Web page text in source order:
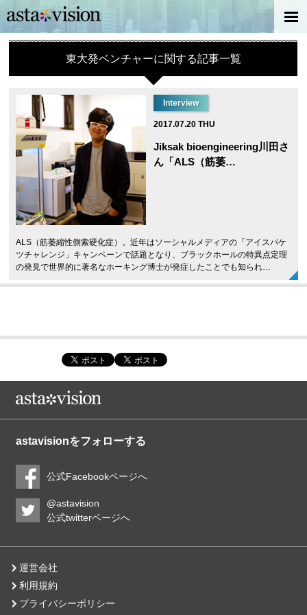
東大発ベンチャーに関する記事一覧
Interview
2017.07.20 THU
Jiksak bioengineering川田さ
ん「ALS（筋萎…
ALS（筋萎縮性側索硬化症）。近年はソーシャルメディアの「アイスバケ
ツチャレンジ」キャンペーンで話題となり、ブラックホールの特異点定理
の発見で世界的に著名なホーキング博士が発症したことでも知られ…
astavisionをフォローする
公式Facebookページへ
@astavision
公式twitterページへ
運営会社
利用規約
プライバシーポリシー